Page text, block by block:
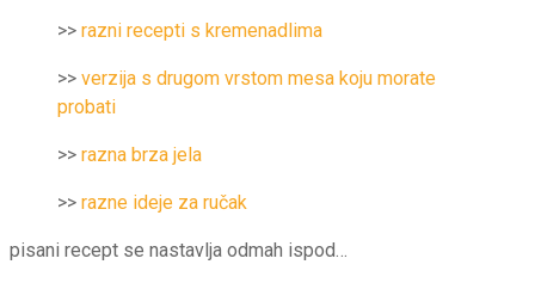
>> razni recepti s kremenadlima
>> verzija s drugom vrstom mesa koju morate
probati
>> razna brza jela
>> razne ideje za ručak
pisani recept se nastavlja odmah ispod…